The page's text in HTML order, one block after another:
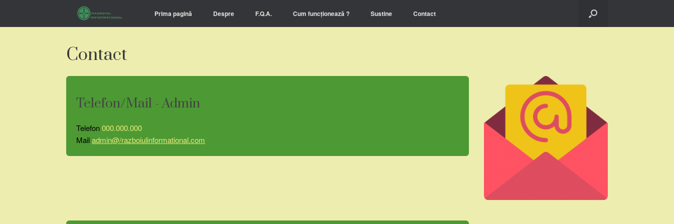
Prima pagină Despre F.Q.A. Cum funcționează ? Sustine Contact
Contact
Telefon/Mail - Admin
Telefon000.000.000
Mailadmin@/razboiulinformational.com